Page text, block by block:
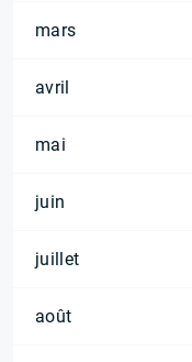
mars
avril
mai
juin
juillet
août